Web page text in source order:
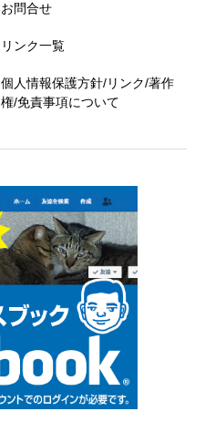
お問合せ
リンク一覧
個人情報保護方針/リンク/著作
権/免責事項について